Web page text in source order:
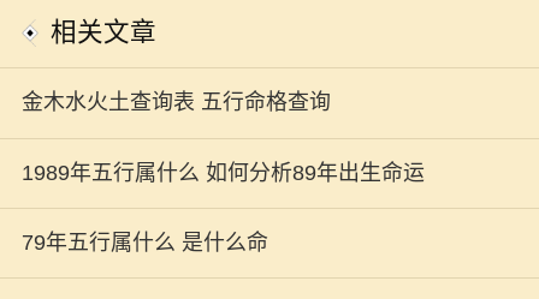
相关文章
金木水火土查询表 五行命格查询
1989年五行属什么 如何分析89年出生命运
79年五行属什么 是什么命